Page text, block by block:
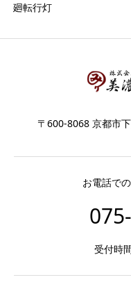
廻転行灯
〒600-8068 京都市
お電話で
受付時